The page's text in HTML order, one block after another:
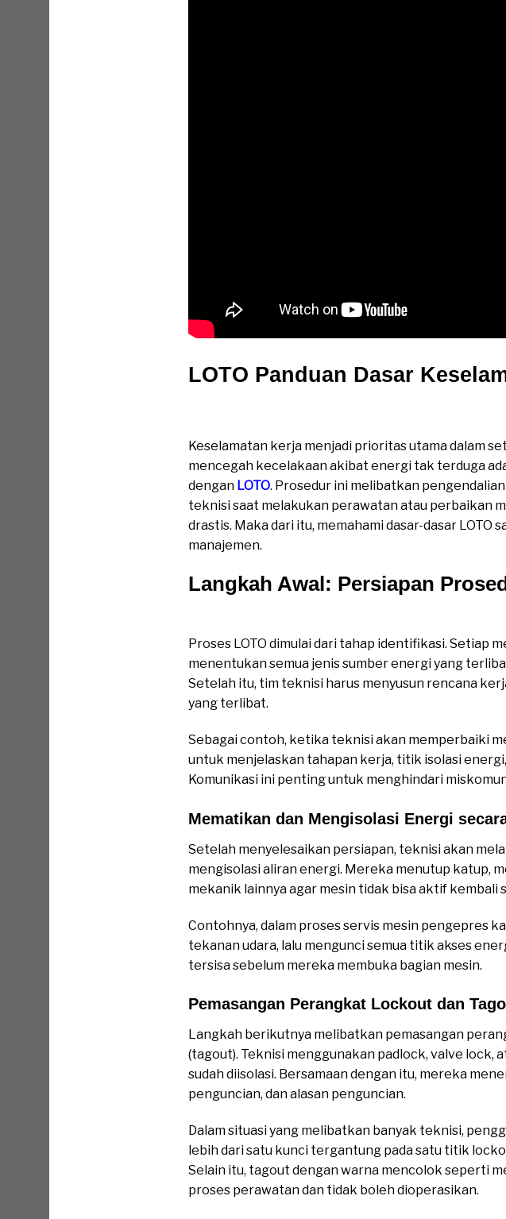
LOTO Panduan Dasar
Keselamatan kerja menjadi prioritas utama dalam
mencegah kecelakaan akibat energi tak terduga
dengan LOTO. Prosedur ini melibatkan
teknisi saat melakukan perawatan atau perbaikan
drastis. Maka dari itu, memahami dasar-dasar
manajemen.
Langkah Awal: Persiapan
Proses LOTO dimulai dari tahap identifikasi. Setiap
menentukan semua jenis sumber energi yang
Setelah itu, tim teknisi harus menyusun rencana
yang terlibat.
Sebagai contoh, ketika teknisi akan memperbaiki
untuk menjelaskan tahapan kerja, titik isolasi
Komunikasi ini penting untuk menghindari
Mematikan dan Mengisolasi Energi
Setelah menyelesaikan persiapan, teknisi akan
mengisolasi aliran energi. Mereka menutup katup,
mekanik lainnya agar mesin tidak bisa aktif kembali
Contohnya, dalam proses servis mesin pengepres
tekanan udara, lalu mengunci semua titik akses
tersisa sebelum mereka membuka bagian mesin.
Pemasangan Perangkat Lockout dan
Langkah berikutnya melibatkan pemasangan
(tagout). Teknisi menggunakan padlock, valve
sudah diisolasi. Bersamaan dengan itu, mereka
penguncian, dan alasan penguncian.
Dalam situasi yang melibatkan banyak teknisi,
lebih dari satu kunci tergantung pada satu titik
Selain itu, tagout dengan warna mencolok seperti
proses perawatan dan tidak boleh dioperasikan.